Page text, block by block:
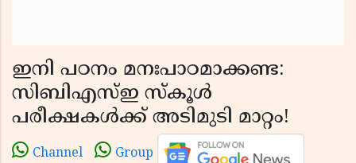
ഇനി പഠനം മനഃപാഠമാക്കണ്ട:
സിബിഎസ്ഇ സ്കൂൾ
പരീക്ഷകൾക്ക് അടിമുടി മാറ്റം!
Channel Group